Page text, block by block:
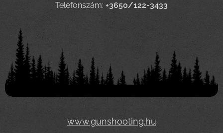
Telefonszám: +3650/122-3433
www.gunshooting.hu